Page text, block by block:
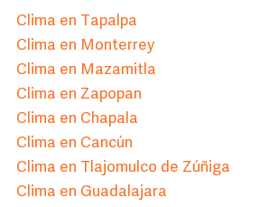
Clima en Tapalpa
Clima en Monterrey
Clima en Mazamitla
Clima en Zapopan
Clima en Chapala
Clima en Cancún
Clima en Tlajomulco de Zúñiga
Clima en Guadalajara